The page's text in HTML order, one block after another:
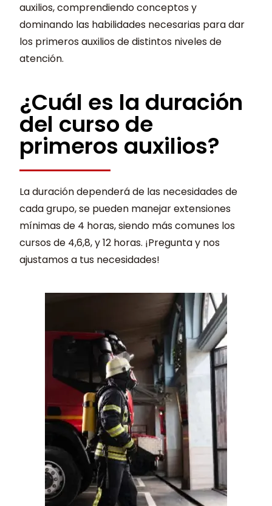
auxilios, comprendiendo conceptos y
dominando las habilidades necesarias para dar
los primeros auxilios de distintos niveles de
atención.
¿Cuál es la duración
del curso de
primeros auxilios?
La duración dependerá de las necesidades de
cada grupo, se pueden manejar extensiones
mínimas de 4 horas, siendo más comunes los
cursos de 4,6,8, y 12 horas. ¡Pregunta y nos
ajustamos a tus necesidades!